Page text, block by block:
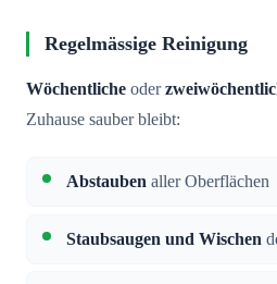
Regelmässige Reinigung
Wöchentliche oder
Zuhause sauber bleibt:
Abstauben aller Oberflächen
Staubsaugen und Wischen